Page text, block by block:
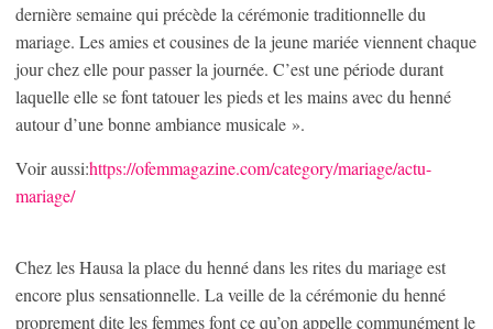
dernière semaine qui précède la cérémonie traditionnelle du
mariage. Les amies et cousines de la jeune mariée viennent chaque
jour chez elle pour passer la journée. C’est une période durant
laquelle elle se font tatouer les pieds et les mains avec du henné
autour d’une bonne ambiance musicale ».
Voir aussi:https://ofemmagazine.com/category/mariage/actu-
mariage/
Chez les Hausa la place du henné dans les rites du mariage est
encore plus sensationnelle. La veille de la cérémonie du henné
proprement dite les femmes font ce qu’on appelle communément le